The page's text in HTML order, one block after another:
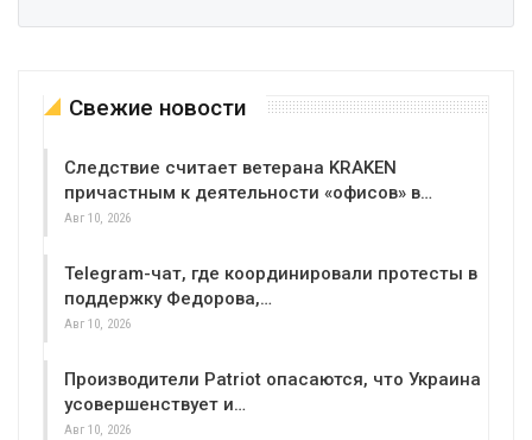
Свежие новости
Следствие считает ветерана KRAKEN
причастным к деятельности «офисов» в…
Авг 10, 2026
Telegram-чат, где координировали протесты в
поддержку Федорова,…
Авг 10, 2026
Производители Patriot опасаются, что Украина
усовершенствует и…
Авг 10, 2026